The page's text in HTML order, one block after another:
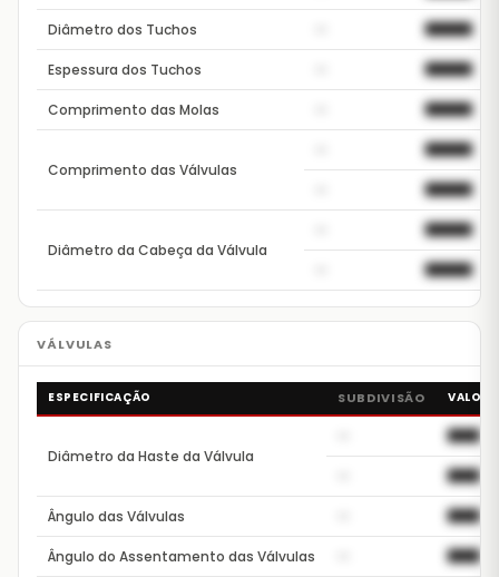
Diâmetro dos Tuchos ██████
Espessura dos Tuchos ██████
Comprimento das Molas ██████
Comprimento das Válvulas
██████
██████
Diâmetro da Cabeça da Válvula
██████
██████
ESPECIFICAÇÃO SUBDIVISÃO VALOR
Diâmetro da Haste da Válvula
██████
██████
Ângulo das Válvulas ██████
Ângulo do Assentamento das Válvulas ██████